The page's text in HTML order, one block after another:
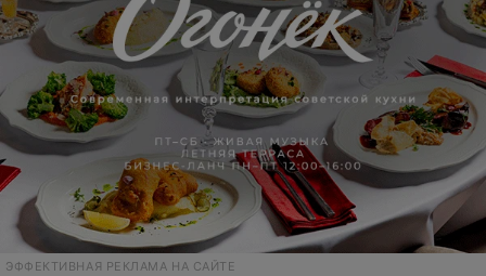
ЭФФЕКТИВНАЯ РЕКЛАМА НА САЙТЕ